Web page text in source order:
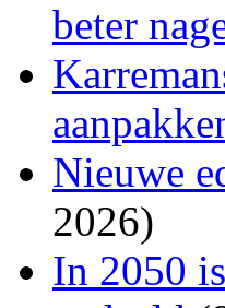
beter
Nieuwe
2026)
In 2050